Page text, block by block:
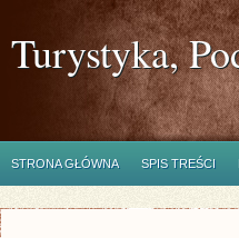
Turystyka,
STRONA GŁÓWNA SPIS TREŚCI